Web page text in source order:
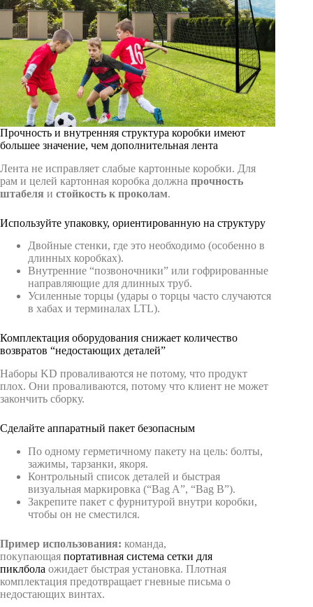
Прочность и внутренняя структура коробки имеют
большее значение, чем дополнительная лента
Лента не исправляет слабые картонные коробки. Для
рам и целей картонная коробка должна прочность
штабеля и стойкость к проколам.
Используйте упаковку, ориентированную на структуру
Двойные стенки, где это необходимо (особенно в
длинных коробках).
Внутренние “позвоночники” или гофрированные
направляющие для длинных труб.
Усиленные торцы (удары о торцы часто случаются
в хабах и терминалах LTL).
Комплектация оборудования снижает количество
возвратов “недостающих деталей”
Наборы KD проваливаются не потому, что продукт
плох. Они проваливаются, потому что клиент не может
закончить сборку.
Сделайте аппаратный пакет безопасным
По одному герметичному пакету на цель: болты,
зажимы, тарзанки, якоря.
Контрольный список деталей и быстрая
визуальная маркировка (“Bag A”, “Bag B”).
Закрепите пакет с фурнитурой внутри коробки,
чтобы он не сместился.
Пример использования: команда,
покупающая портативная система сетки для
пиклбола ожидает быстрая установка. Плотная
комплектация предотвращает гневные письма о
недостающих винтах.